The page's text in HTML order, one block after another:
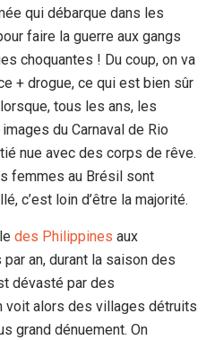
qui débarque dans les
faire la guerre aux gangs
choquantes ! Du coup, on va
+ drogue, ce qui est bien sûr
tous les ans, les
du Carnaval de Rio
nue avec des corps de rêve.
femmes au Brésil sont
c’est loin d’être la majorité.
des Philippines aux
an, durant la saison des
dévasté par des
voit alors des villages détruits
grand dénuement. On